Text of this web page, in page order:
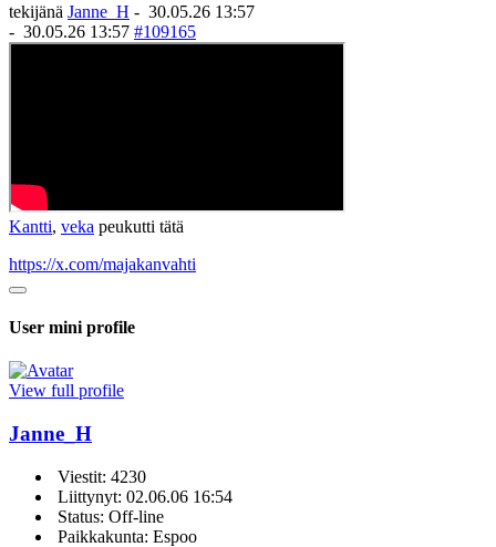
tekijänä Janne_H - 30.05.26 13:57
- 30.05.26 13:57 #109165
Kantti, veka peukutti tätä
https://x.com/majakanvahti
User mini profile
View full profile
Janne_H
Viestit: 4230
Liittynyt: 02.06.06 16:54
Status: Off-line
Paikkakunta: Espoo